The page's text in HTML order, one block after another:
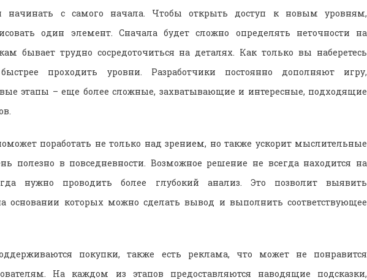
начинать с самого начала. Чтобы открыть доступ к новым уровням,
один элемент. Сначала будет сложно определять неточности на
бывает трудно сосредоточиться на деталях. Как только вы наберетесь
проходить уровни. Разработчики постоянно дополняют игру,
этапы – еще более сложные, захватывающие и интересные, подходящие
поработать не только над зрением, но также ускорит мыслительные
полезно в повседневности. Возможное решение не всегда находится на
нужно проводить более глубокий анализ. Это позволит выявить
основании которых можно сделать вывод и выполнить соответствующее
покупки, также есть реклама, что может не понравится
На каждом из этапов предоставляются наводящие подсказки,